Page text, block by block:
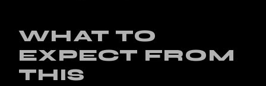
WHAT TO
EXPECT FROM
THIS